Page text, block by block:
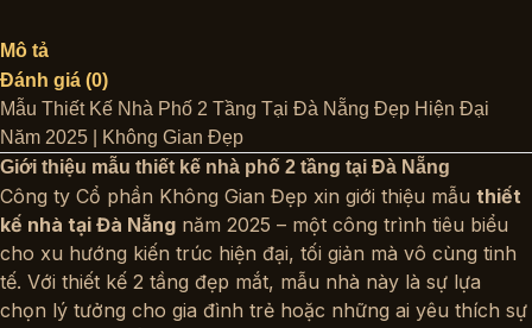
Mô tả
Đánh giá (0)
Mẫu Thiết Kế Nhà Phố 2 Tầng Tại Đà Nẵng Đẹp Hiện Đại
Năm 2025 | Không Gian Đẹp
Giới thiệu mẫu thiết kế nhà phố 2 tầng tại Đà Nẵng
Công ty Cổ phần Không Gian Đẹp xin giới thiệu mẫu thiết
kế nhà tại Đà Nẵng năm 2025 – một công trình tiêu biểu
cho xu hướng kiến trúc hiện đại, tối giản mà vô cùng tinh
tế. Với thiết kế 2 tầng đẹp mắt, mẫu nhà này là sự lựa
chọn lý tưởng cho gia đình trẻ hoặc những ai yêu thích sự